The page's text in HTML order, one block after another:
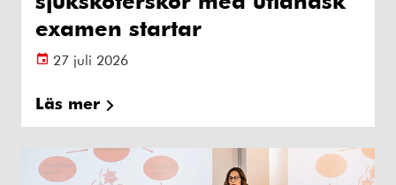
examen startar
27 juli 2026
Läs mer